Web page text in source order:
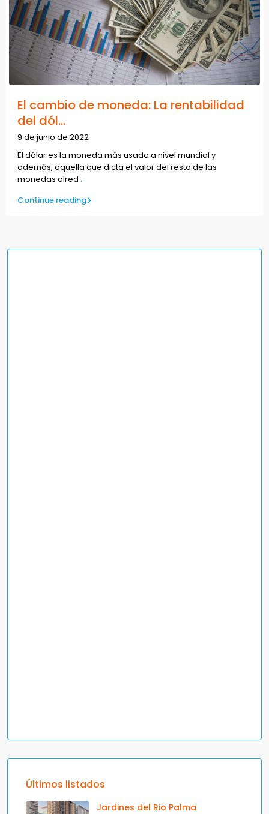
El cambio de moneda: La rentabilidad
del dól...
9 de junio de 2022
El dólar es la moneda más usada a nivel mundial y
además, aquella que dicta el valor del resto de las
monedas alred ...
Continue reading
Últimos listados
Jardines del Rio Palma